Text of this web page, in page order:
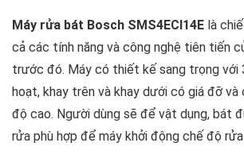
Máy rửa bát Bosch SMS4ECI14E là
cả các tính năng và công nghệ tiên tiến
trước đó. Máy có thiết kế sang trọng với
hoạt, khay trên và khay dưới có giá đỡ
độ cao. Người dùng sẽ để vật dụng, bát
rửa phù hợp để máy khởi động chế độ rửa